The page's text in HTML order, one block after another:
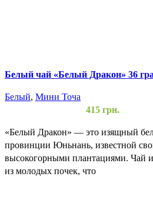
Белый чай «Белый Дракон» 36
Белый, Мини Точа
415грн.
«Белый Дракон» — это изящный
провинции Юньнань, известной
высокогорными плантациями. Чай
из молодых почек, что